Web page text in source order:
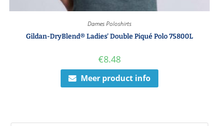
Dames Poloshirts
Gildan-DryBlend® Ladies’ Double Piqué Polo 75800L
€8.48
Meer product info